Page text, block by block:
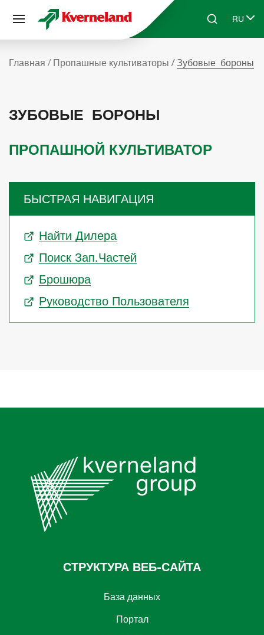
Skip to main contentSearchRU
Select
Главная Пропашные культиваторы Зубовые бороны
ЗУБОВЫЕ БОРОНЫ
ПРОПАШНОЙ КУЛЬТИВАТОР
БЫСТРАЯ НАВИГАЦИЯ
Найти Дилера
Поиск Зап.частей
Брошюра
Руководство Пользователя
СТРУКТУРА ВЕБ-САЙТА
База данных
Портал
Панель управления cookies